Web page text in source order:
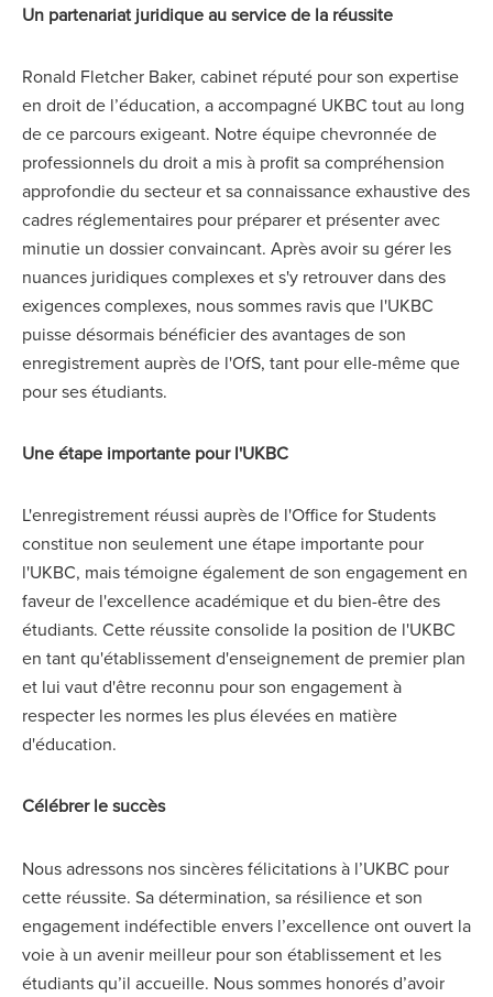
Un partenariat juridique au service de la réussite
Ronald Fletcher Baker, cabinet réputé pour son expertise
en droit de l’éducation, a accompagné UKBC tout au long
de ce parcours exigeant. Notre équipe chevronnée de
professionnels du droit a mis à profit sa compréhension
approfondie du secteur et sa connaissance exhaustive des
cadres réglementaires pour préparer et présenter avec
minutie un dossier convaincant. Après avoir su gérer les
nuances juridiques complexes et s'y retrouver dans des
exigences complexes, nous sommes ravis que l'UKBC
puisse désormais bénéficier des avantages de son
enregistrement auprès de l'OfS, tant pour elle-même que
pour ses étudiants.
Une étape importante pour l'UKBC
L'enregistrement réussi auprès de l'Office for Students
constitue non seulement une étape importante pour
l'UKBC, mais témoigne également de son engagement en
faveur de l'excellence académique et du bien-être des
étudiants. Cette réussite consolide la position de l'UKBC
en tant qu'établissement d'enseignement de premier plan
et lui vaut d'être reconnu pour son engagement à
respecter les normes les plus élevées en matière
d'éducation.
Célébrer le succès
Nous adressons nos sincères félicitations à l’UKBC pour
cette réussite. Sa détermination, sa résilience et son
engagement indéfectible envers l’excellence ont ouvert la
voie à un avenir meilleur pour son établissement et les
étudiants qu’il accueille. Nous sommes honorés d’avoir